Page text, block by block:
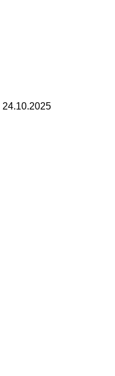
24.10.2025